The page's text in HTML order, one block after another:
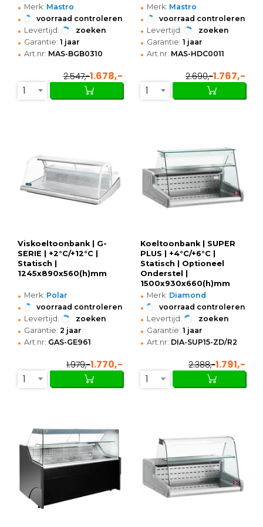
• Merk: Mastro
• voorraad controleren
• Levertijd: zoeken
• Garantie: 1 jaar
• Art.nr: MAS-BGB0310
2.547,-1.678,-
1
• Merk: Mastro
• voorraad controleren
• Levertijd: zoeken
• Garantie: 1 jaar
• Art.nr: MAS-HDC0011
2.690,-1.767,-
1
Viskoeltoonbank | G-
SERIE | +2°C/+12°C |
Statisch |
1245x890x560(h)mm
• Merk: Polar
• voorraad controleren
• Levertijd: zoeken
• Garantie: 2 jaar
• Art.nr: GAS-GE961
1.979,-1.770,-
1
Koeltoonbank | SUPER
PLUS | +4°C/+6°C |
Statisch | Optioneel
Onderstel |
1500x930x660(h)mm
• Merk: Diamond
• voorraad controleren
• Levertijd: zoeken
• Garantie: 1 jaar
• Art.nr: DIA-SUP15-ZD/R2
2.388,-1.791,-
1